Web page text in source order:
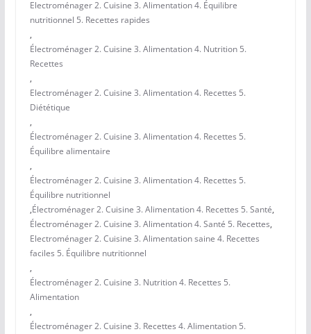
Electroménager 2. Cuisine 3. Alimentation 4. Équilibre
nutritionnel 5. Recettes rapides
,
Électroménager 2. Cuisine 3. Alimentation 4. Nutrition 5.
Recettes
,
Electroménager 2. Cuisine 3. Alimentation 4. Recettes 5.
Diététique
,
Électroménager 2. Cuisine 3. Alimentation 4. Recettes 5.
Équilibre alimentaire
,
Électroménager 2. Cuisine 3. Alimentation 4. Recettes 5.
Équilibre nutritionnel
,Électroménager 2. Cuisine 3. Alimentation 4. Recettes 5. Santé,
Électroménager 2. Cuisine 3. Alimentation 4. Santé 5. Recettes,
Electroménager 2. Cuisine 3. Alimentation saine 4. Recettes
faciles 5. Équilibre nutritionnel
,
Électroménager 2. Cuisine 3. Nutrition 4. Recettes 5.
Alimentation
,
Électroménager 2. Cuisine 3. Recettes 4. Alimentation 5.